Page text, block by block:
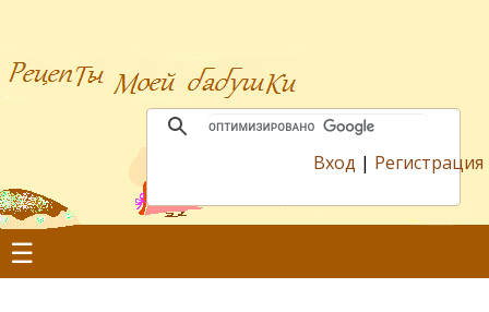
Вход | Регистрация
☰